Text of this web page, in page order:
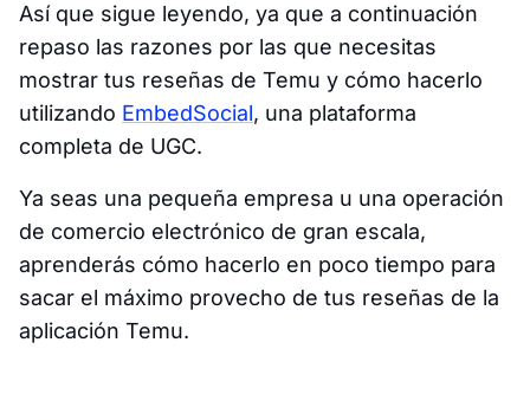
Así que sigue leyendo, ya que a continuación
repaso las razones por las que necesitas
mostrar tus reseñas de Temu y cómo hacerlo
utilizando EmbedSocial, una plataforma
completa de UGC.
Ya seas una pequeña empresa u una operación
de comercio electrónico de gran escala,
aprenderás cómo hacerlo en poco tiempo para
sacar el máximo provecho de tus reseñas de la
aplicación Temu.